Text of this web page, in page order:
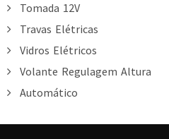
Tomada 12V
Travas Elétricas
Vidros Elétricos
Volante Regulagem Altura
Automático